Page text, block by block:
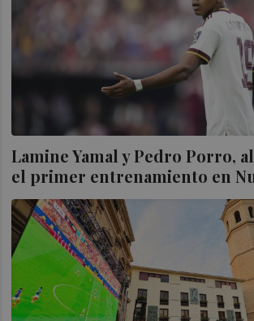
Lamine Yamal y Pedro Porro,
el primer entrenamiento en